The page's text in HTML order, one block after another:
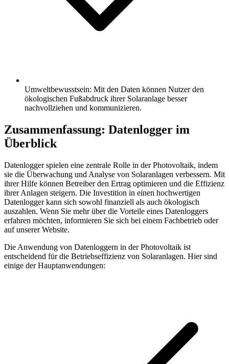
Umweltbewusstsein: Mit den Daten können Nutzer den
ökologischen Fußabdruck ihrer Solaranlage besser
nachvollziehen und kommunizieren.
Zusammenfassung: Datenlogger im
Überblick
Datenlogger spielen eine zentrale Rolle in der Photovoltaik, indem
sie die Überwachung und Analyse von Solaranlagen verbessern. Mit
ihrer Hilfe können Betreiber den Ertrag optimieren und die Effizienz
ihrer Anlagen steigern. Die Investition in einen hochwertigen
Datenlogger kann sich sowohl finanziell als auch ökologisch
auszahlen. Wenn Sie mehr über die Vorteile eines Datenloggers
erfahren möchten, informieren Sie sich bei einem Fachbetrieb oder
auf unserer Website.
Die Anwendung von Datenloggern in der Photovoltaik ist
entscheidend für die Betriebseffizienz von Solaranlagen. Hier sind
einige der Hauptanwendungen: